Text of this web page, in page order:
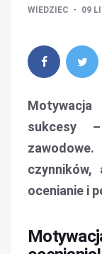
WIEDZIEC 09
sukcesy
ocenianie i